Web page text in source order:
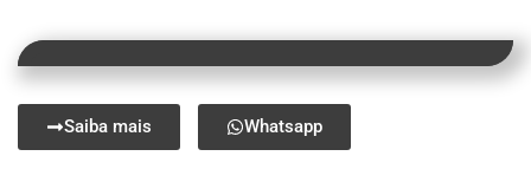
Saiba mais Whatsapp